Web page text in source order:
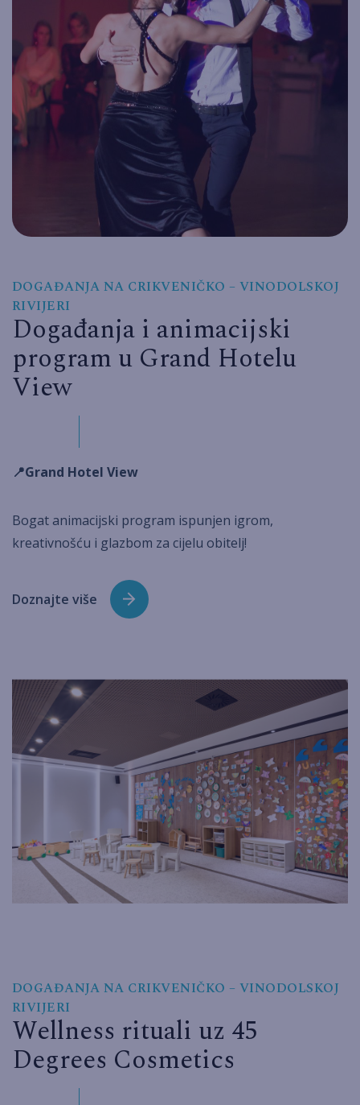
DOGAĐANJA NA CRIKVENIČKO – VINODOLSKOJ
RIVIJERI
Događanja i animacijski
program u Grand Hotelu
View
📍Grand Hotel View
Bogat animacijski program ispunjen igrom,
kreativnošću i glazbom za cijelu obitelj!
Doznajte više
DOGAĐANJA NA CRIKVENIČKO – VINODOLSKOJ
RIVIJERI
Wellness rituali uz 45
Degrees Cosmetics